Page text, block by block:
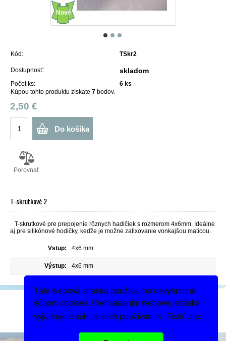
Táto webová stránka používa iba nevyhnutné
súbory cookies. Prehliadaním webovej stránky
vyjadrujete súhlas s ich používaním. Zistiť viac
Nové
Kód: TSkr2
Dostupnosť: skladom
Počet ks: 6 ks
Kúpou tohto produktu získate 7 bodov.
2,50 €
Do košíka
Porovnať
T-skrutkové 2
T-skrutkové pre prepojenie rôznych hadičiek s rozmerom 4x6mm. Ideálne
aj pre silikónové hodičky, keďže je možne zafixovanie vonkajšou maticou.
Vstup: 4x6 mm
Výstup: 4x6 mm
Podeľte sa
Dodanie tovaru